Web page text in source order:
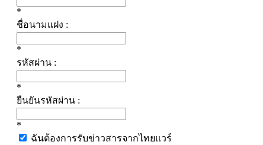
*
ชื่อนามแฝง :
*
รหัสผ่าน :
*
ยืนยันรหัสผ่าน :
*
ฉันต้องการรับข่าวสารจากไทยแวร์